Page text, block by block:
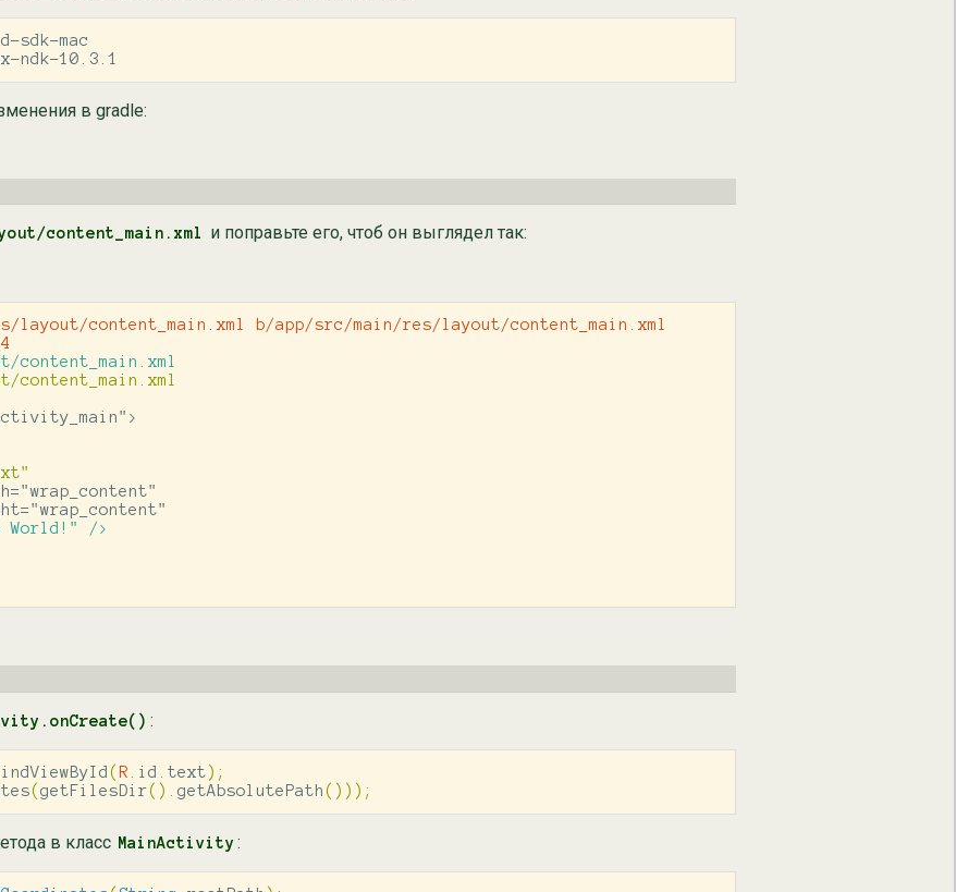
sdk-mac
ndk-10.3.1
в gradle:
content_main.xml и поправьте его, чтоб он выглядел так:
content_main.xml b/app/src/main/res/layout/content_main.xml
:
( R id text);
( getFilesDir(). getAbsolutePath()));
в класс MainActivity :